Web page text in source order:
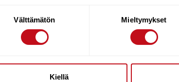
Välttämätön Mieltymykset
Kiellä
Windsurfer-lauta on paras valinta erityisesti
lisäliuku silloin, kun et plaanaa.
kiinnittää erillisen keskievän keskiköliksi. GO
surffata helposti ylätuuleen sekä opetella
vetää kölin takaisin laudan sisään.
linjalla kuin aiemmat mallit. Laudassa on